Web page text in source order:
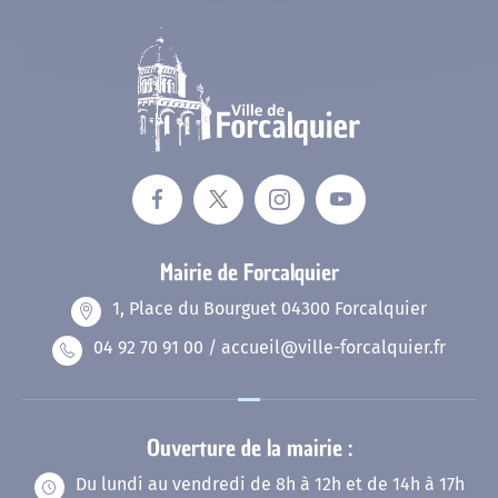
Livret de famille
Recensement des jeunes
Reconnaissance d’un enfant
Espace Naturel Sensible des Mourres
Consignes de tri
Mairie de Forcalquier
1, Place du Bourguet 04300 Forcalquier
04 92 70 91 00 / accueil@ville-forcalquier.fr
Ouverture de la mairie :
Du lundi au vendredi de 8h à 12h et de 14h à 17h